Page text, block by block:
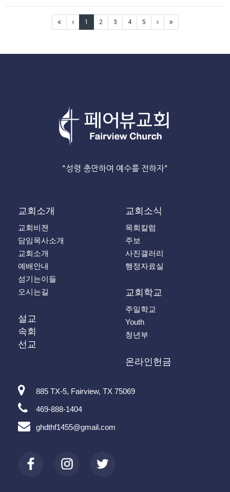
1 2 3 4 5
"성령 충만하여 예수를 전하자"
교회소개
교회비젼
담임목사소개
교회소개
예배안내
섬기는이들
오시는길
설교
속회
선교
교회소식
목회칼럼
주보
사진갤러리
행정자료실
교회학교
주일학교
Youth
청년부
온라인헌금
885 TX-5, Fairview, TX 75069
469-888-1404
ghdthf1455@gmail.com